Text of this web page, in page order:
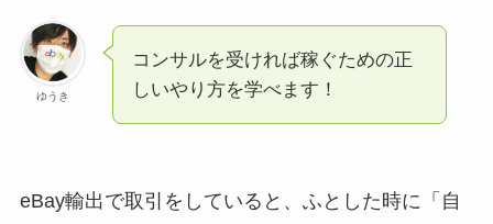
ゆうき
コンサルを受ければ稼ぐための正
しいやり方を学べます！
eBay輸出で取引をしていると、ふとした時に「自